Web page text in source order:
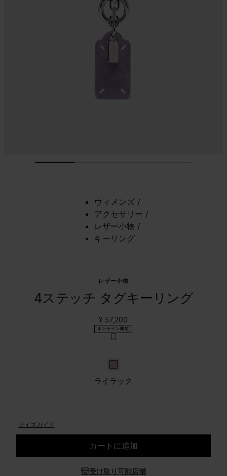
ウィメンズ /
アクセサリー /
レザー小物 /
キーリング
レザー小物
4ステッチ タグキーリング
¥ 57,200
オンライン限定
ライラック
ライラック
サイズガイド
カートに追加
受け取り可能店舗